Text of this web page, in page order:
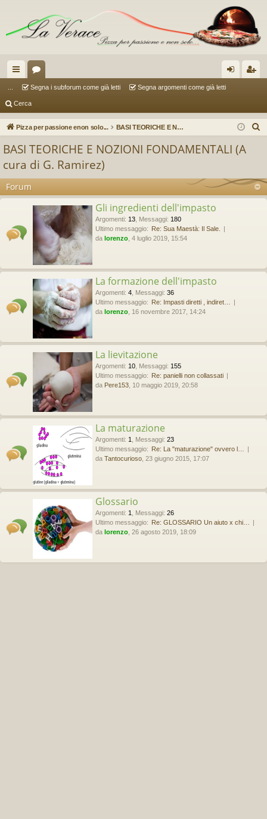
oll
eg
a
ti
R
idi
or
iti
Segna i subforum come già letti Segna argomenti come già letti
Cerca
Pizza per passione enon solo... BASI TEORICHE E NOZIONI FONDAMENTALI (A cura di G. Ramirez)
a
BASI TEORICHE E NOZIONI FONDAMENTALI (A
cura di G. Ramirez)
Forum
Gli ingredienti dell'impasto
Argomenti: 13 Messaggi: 180
Ultimo messaggio: Re: Sua Maestà: Il Sale.
da lorenzo , 4 luglio 2019, 15:54
La formazione dell'impasto
Argomenti: 4 Messaggi: 36
Ultimo messaggio: Re: Impasti diretti , indiret…
da lorenzo , 16 novembre 2017, 14:24
La lievitazione
Argomenti: 10 Messaggi: 155
Ultimo messaggio: Re: panielli non collassati
da Pere153 , 10 maggio 2019, 20:58
La maturazione
Argomenti: 1 Messaggi: 23
Ultimo messaggio: Re: La "maturazione" ovvero l…
da Tantocurioso , 23 giugno 2015, 17:07
Glossario
Argomenti: 1 Messaggi: 26
Ultimo messaggio: Re: GLOSSARIO Un aiuto x chi…
da lorenzo , 26 agosto 2019, 18:09